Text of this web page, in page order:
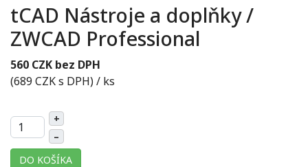
tCAD Nástroje a doplňky /
ZWCAD Professional
560 CZK bez DPH
(689 CZK s DPH)/ ks
+
–
DO KOŠÍKA